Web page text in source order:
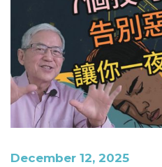
December 12, 2025